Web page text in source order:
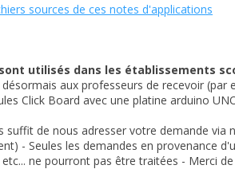
sources de ces notes d'applications
utilisés dans les établissements
aux professeurs de recevoir (par
Click Board avec une platine arduino
suffit de nous adresser votre demande via
- Seules les demandes en provenance
ne pourront pas être traitées - Merci